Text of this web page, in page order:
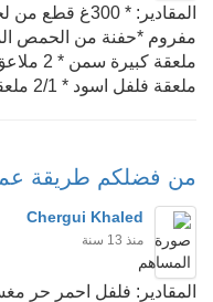
ملعقة فلفل اسود * 2/1 ملعقة صغيرة فلفل...
من فضلكم طريقة
Chergui Khaled
منذ 13 سنة
المقادير: فلفل احمر حر